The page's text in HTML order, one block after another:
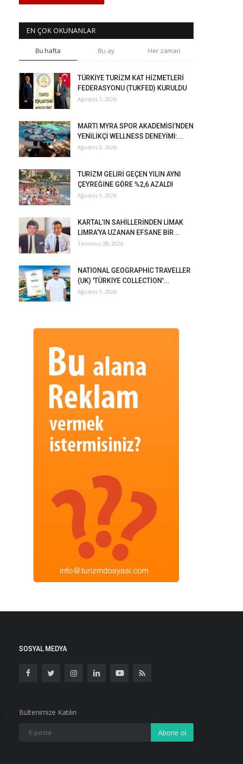
EN ÇOK OKUNANLAR
Bu hafta Bu ay Her zaman
TÜRKİYE TURİZM KAT HİZMETLERİ
FEDERASYONU (TUKFED) KURULDU
Ağustos 1, 2026
MARTI MYRA SPOR AKADEMİSİ’NDEN
YENİLİKÇİ WELLNESS DENEYİMİ:...
Ağustos 2, 2026
TURİZM GELİRİ GEÇEN YILIN AYNI
ÇEYREĞİNE GÖRE %2,6 AZALDI
Ağustos 1, 2026
KARTAL’IN SAHİLLERİNDEN LİMAK
LİMRA’YA UZANAN EFSANE BİR...
Temmuz 28, 2026
NATİONAL GEOGRAPHİC TRAVELLER
(UK) 'TÜRKİYE COLLECTİON'...
Ağustos 1, 2026
SOSYAL MEDYA
Bültenimize Katılın
Abone ol